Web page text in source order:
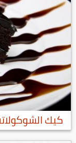
كيك